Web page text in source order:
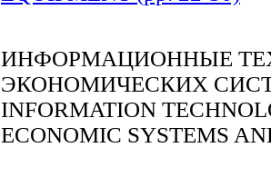
ИНФОРМАЦИОННЫЕ
ЭКОНОМИЧЕСКИХ
INFORMATION
ECONOMIC SYSTEMS